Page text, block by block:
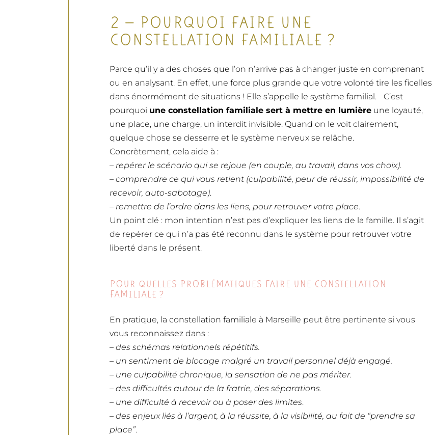
2 — POURQUOI FAIRE UNE
CONSTELLATION FAMILIALE ?
Parce qu’il y a des choses que l’on n’arrive pas à changer juste en comprenant
ou en analysant. En effet, une force plus grande que votre volonté tire les ficelles
dans énormément de situations ! Elle s’appelle le système familial. C’est
pourquoi une constellation familiale sert à mettre en lumière une loyauté,
une place, une charge, un interdit invisible. Quand on le voit clairement,
quelque chose se desserre et le système nerveux se relâche.
Concrètement, cela aide à :
– repérer le scénario qui se rejoue (en couple, au travail, dans vos choix).
– comprendre ce qui vous retient (culpabilité, peur de réussir, impossibilité de
recevoir, auto-sabotage).
– remettre de l’ordre dans les liens, pour retrouver votre place.
Un point clé : mon intention n’est pas d’expliquer les liens de la famille. Il s’agit
de repérer ce qui n’a pas été reconnu dans le système pour retrouver votre
liberté dans le présent.
POUR QUELLES PROBLÉMATIQUES FAIRE UNE CONSTELLATION
FAMILIALE ?
En pratique, la constellation familiale à Marseille peut être pertinente si vous
vous reconnaissez dans :
–des schémas relationnels répétitifs.
– un sentiment de blocage malgré un travail personnel déjà engagé.
– une culpabilité chronique, la sensation de ne pas mériter.
– des difficultés autour de la fratrie, des séparations.
– une difficulté à recevoir ou à poser des limites.
– des enjeux liés à l’argent, à la réussite, à la visibilité, au fait de “prendre sa
place”.